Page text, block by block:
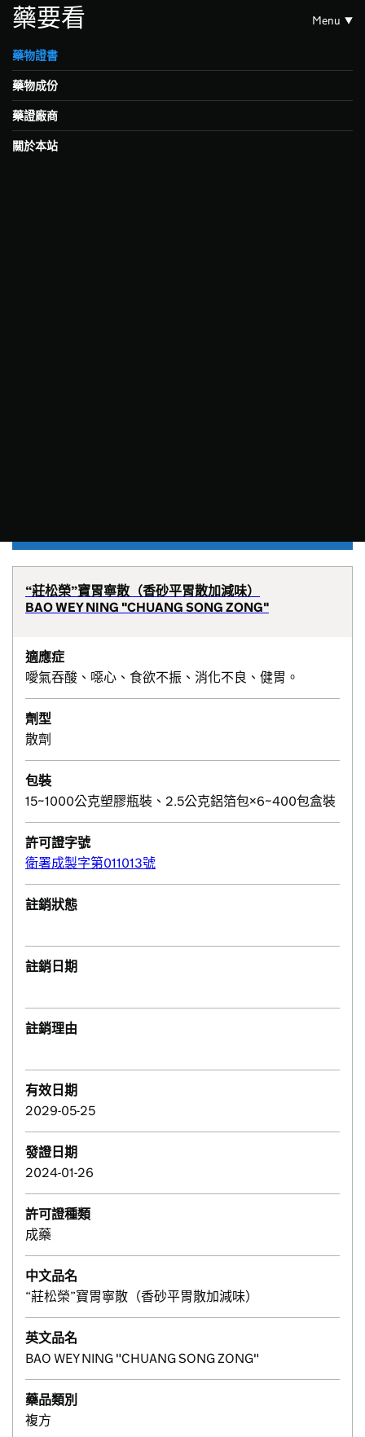
藥要看 Menu
藥物證書
藥物成份
藥證廠商
關於本站
“莊松榮”寶胃寧散（香砂平胃散加減味）
BAO WEY NING "CHUANG SONG ZONG"
適應症
噯氣吞酸、噁心、食欲不振、消化不良、健胃。
劑型
散劑
包裝
15~1000公克塑膠瓶裝、2.5公克鋁箔包×6~400包盒裝
許可證字號
衛署成製字第011013號
註銷狀態
註銷日期
註銷理由
有效日期
2029-05-25
發證日期
2024-01-26
許可證種類
成藥
中文品名
“莊松榮”寶胃寧散（香砂平胃散加減味）
英文品名
BAO WEY NING "CHUANG SONG ZONG"
藥品類別
複方